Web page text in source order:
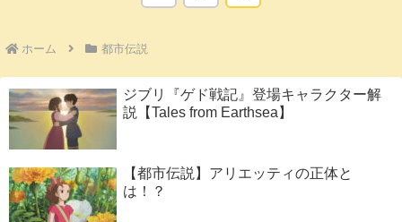
ホーム 都市伝説
ジブリ『ゲド戦記』登場キャラクター解
説【Tales from Earthsea】
【都市伝説】アリエッティの正体と
は！？